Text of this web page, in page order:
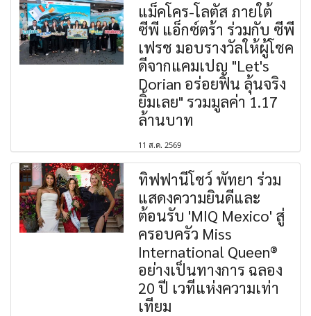
แม็คโคร-โลตัส ภายใต้
ซีพี แอ็กซ์ตร้า ร่วมกับ ซีพี
เฟรช มอบรางวัลให้ผู้โชค
ดีจากแคมเปญ "Let's
Dorian อร่อยฟิน ลุ้นจริง
ยิ้มเลย" รวมมูลค่า 1.17
ล้านบาท
11 ส.ค. 2569
ทิฟฟานี่โชว์ พัทยา ร่วม
แสดงความยินดีและ
ต้อนรับ 'MIQ Mexico' สู่
ครอบครัว Miss
International Queen®
อย่างเป็นทางการ ฉลอง
20 ปี เวทีแห่งความเท่า
เทียม